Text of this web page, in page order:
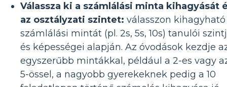
Válassza ki a számlálási minta kihagyását
az osztályzati szintet: válasszon kihagyható
számlálási mintát (pl. 2s, 5s, 10s) tanulói
és képességei alapján. Az óvodások kezdje
egyszerűbb mintákkal, például a 2-es vagy
5-össel, a nagyobb gyerekeknek pedig a 10